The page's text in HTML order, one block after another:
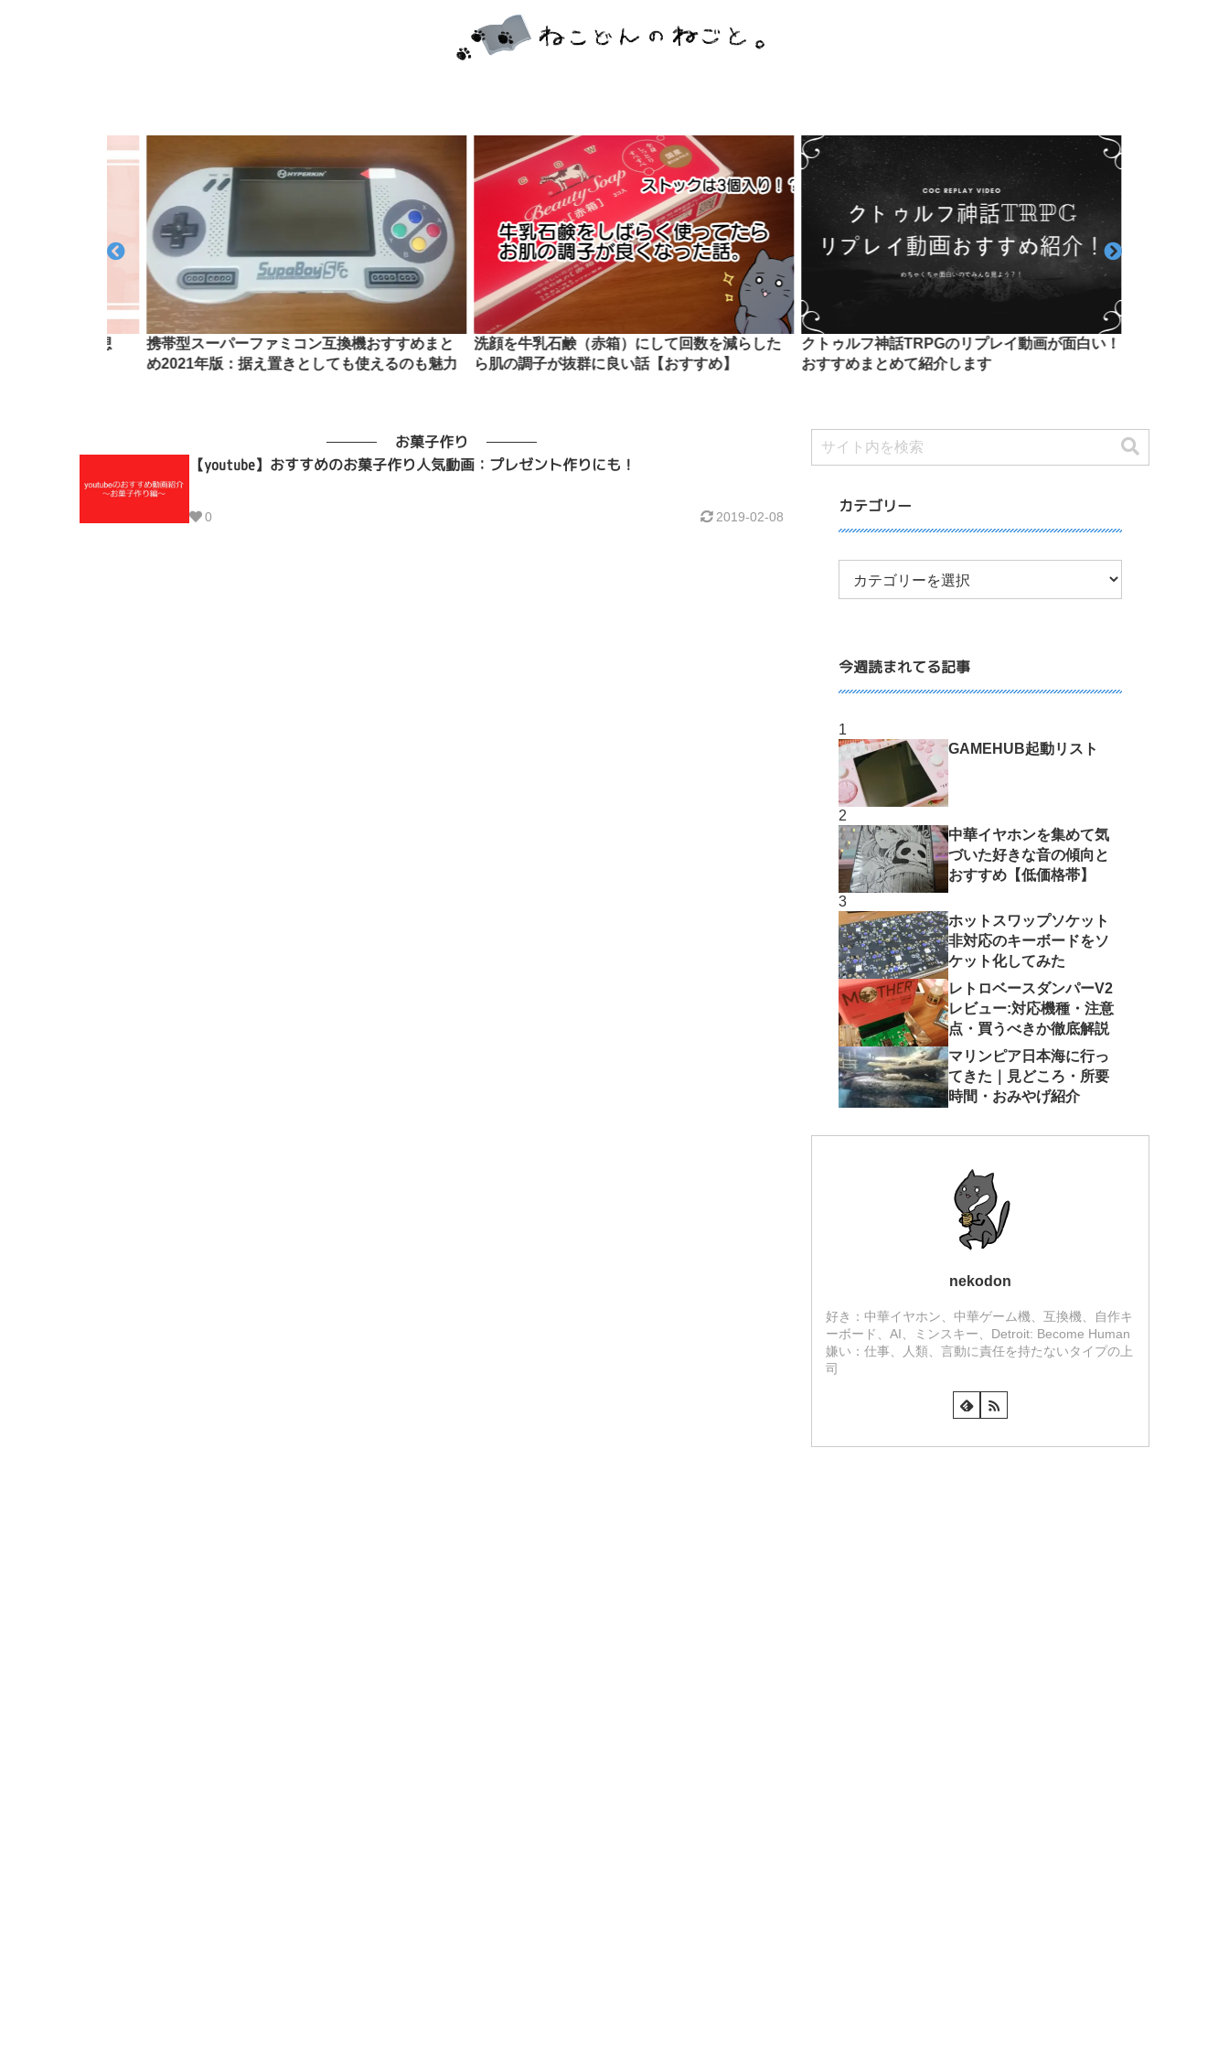
携帯型スーパーファミコン互換機おすすめまと
め2021年版：据え置きとしても使えるのも魅力
洗顔を牛乳石鹸（赤箱）にして回数を減らした
ら肌の調子が抜群に良い話【おすすめ】
クトゥルフ神話TRPGのリプレイ動画が面白い！
おすすめまとめて紹介します
卒論でS評価を獲
お菓子作り
【youtube】おすすめのお菓子作り人気動画：プレゼント作りにも！
0 2019-02-08
カテゴリー
今週読まれてる記事
GAMEHUB起動リスト
中華イヤホンを集めて気
づいた好きな音の傾向と
おすすめ【低価格帯】
ホットスワップソケット
非対応のキーボードをソ
ケット化してみた
レトロベースダンパーV2
レビュー:対応機種・注意
点・買うべきか徹底解説
マリンピア日本海に行っ
てきた｜見どころ・所要
時間・おみやげ紹介
nekodon
好き：中華イヤホン、中華ゲーム機、互換機、自作キ
ーボード、AI、ミンスキー、Detroit: Become Human
嫌い：仕事、人類、言動に責任を持たないタイプの上
司